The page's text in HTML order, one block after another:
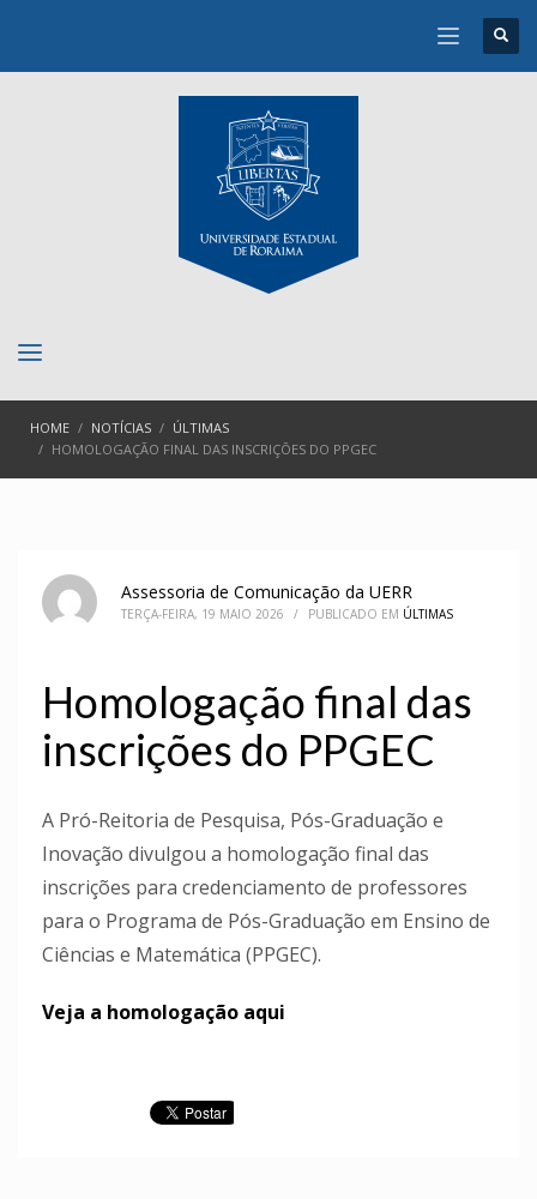
HOME NOTÍCIAS
ÚLTIMAS
HOMOLOGAÇÃO FINAL DAS INSCRIÇÕES DO PPGEC
Assessoria de Comunicação da UERR
TERÇA-FEIRA, 19 MAIO 2026 / PUBLICADO EM ÚLTIMAS
Homologação final das
inscrições do PPGEC
A Pró-Reitoria de Pesquisa, Pós-Graduação e
Inovação divulgou a homologação final das
inscrições para credenciamento de professores
para o Programa de Pós-Graduação em Ensino de
Ciências e Matemática (PPGEC).
Veja a homologação aqui